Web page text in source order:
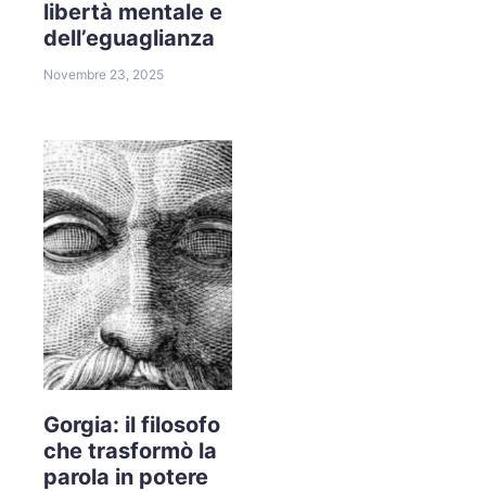
libertà mentale e
dell’eguaglianza
Novembre 23, 2025
Gorgia: il filosofo
che trasformò la
parola in potere